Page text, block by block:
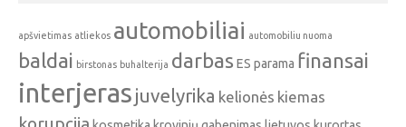
apšvietimas atliekos automobiliai automobiliu nuoma
baldai birstonas buhalterija darbas ES parama finansai
interjeras juvelyrika kelionės kiemas